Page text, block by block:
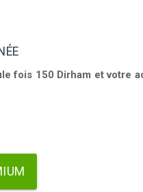
fois 150 Dirham et votre